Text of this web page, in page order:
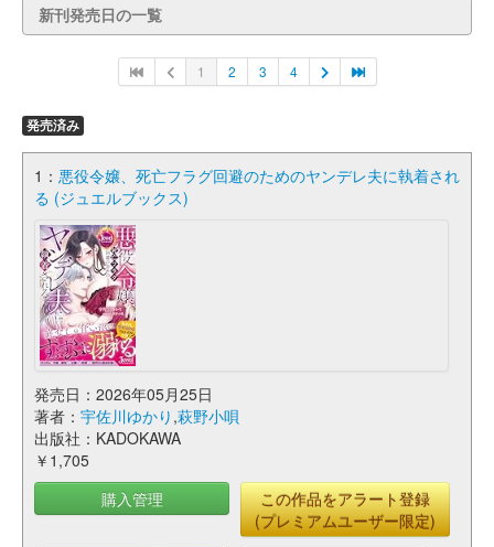
新刊発売日の一覧
1 2 3 4
発売済み
1： 悪役令嬢、死亡フラグ回避のためのヤンデレ夫に執着され
る (ジュエルブックス)
発売日：2026年05月25日
著者： 宇佐川ゆかり ,萩野小唄
出版社：KADOKAWA
￥1,705
購入管理
この作品をアラート登録
(プレミアムユーザー限定)